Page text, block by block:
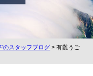
o
n
のスタッフブログ > 有難うご